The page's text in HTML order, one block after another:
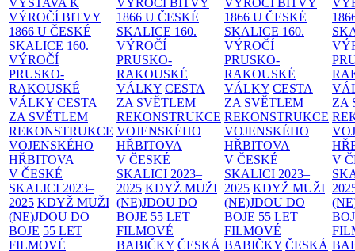
VÝSTAVA K
VÝROČÍ BITVY
1866 U ČESKÉ
SKALICE 160.
VÝROČÍ
PRUSKO-
RAKOUSKÉ
VÁLKY CESTA
ZA SVĚTLEM
REKONSTRUKCE
VOJENSKÉHO
HŘBITOVA
V ČESKÉ
SKALICI 2023–
2025 KDYŽ MUŽI
(NE)JDOU DO
BOJE 55 LET
FILMOVÉ
VÝROČÍ BITVY
1866 U ČESKÉ
SKALICE 160.
VÝROČÍ
PRUSKO-
RAKOUSKÉ
VÁLKY CESTA
ZA SVĚTLEM
REKONSTRUKCE
VOJENSKÉHO
HŘBITOVA
V ČESKÉ
SKALICI 2023–
2025 KDYŽ MUŽI
(NE)JDOU DO
BOJE 55 LET
FILMOVÉ
BABIČKY ČESKÁ
VÝROČÍ BITVY
1866 U ČESKÉ
SKALICE 160.
VÝROČÍ
PRUSKO-
RAKOUSKÉ
VÁLKY CESTA
ZA SVĚTLEM
REKONSTRUKCE
VOJENSKÉHO
HŘBITOVA
V ČESKÉ
SKALICI 2023–
2025 KDYŽ MUŽI
(NE)JDOU DO
BOJE 55 LET
FILMOVÉ
BABIČKY ČESKÁ
ZA
V